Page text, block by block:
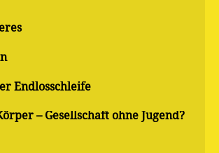
Endlosschleife
– Gesellschaft ohne Jugend?